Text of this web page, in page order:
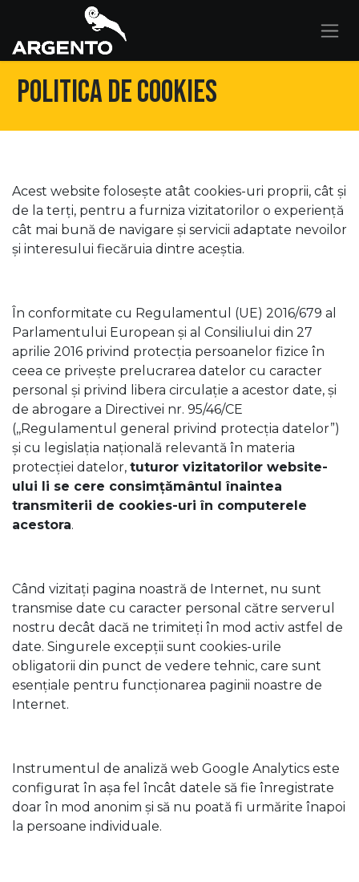
Kihagyás és továbblépés a tartalomhoz
Politica de cookies
Acest website folosește atât cookies-uri proprii, cât și
de la terți, pentru a furniza vizitatorilor o experiență
cât mai bună de navigare și servicii adaptate nevoilor
și interesului fiecăruia dintre aceștia.
În conformitate cu Regulamentul (UE) 2016/679 al
Parlamentului European și al Consiliului din 27
aprilie 2016 privind protecția persoanelor fizice în
ceea ce privește prelucrarea datelor cu caracter
personal și privind libera circulație a acestor date, și
de abrogare a Directivei nr. 95/46/CE
(,,Regulamentul general privind protecția datelor”)
și cu legislația națională relevantă în materia
protecției datelor, tuturor vizitatorilor website-
ului li se cere consimțământul înaintea
transmiterii de cookies-uri în computerele
acestora.
Când vizitați pagina noastră de Internet, nu sunt
transmise date cu caracter personal către serverul
nostru decât dacă ne trimiteți în mod activ astfel de
date. Singurele excepții sunt cookies-urile
obligatorii din punct de vedere tehnic, care sunt
esențiale pentru funcționarea paginii noastre de
Internet.
Instrumentul de analiză web Google Analytics este
configurat în așa fel încât datele să fie înregistrate
doar în mod anonim și să nu poată fi urmărite înapoi
la persoane individuale.